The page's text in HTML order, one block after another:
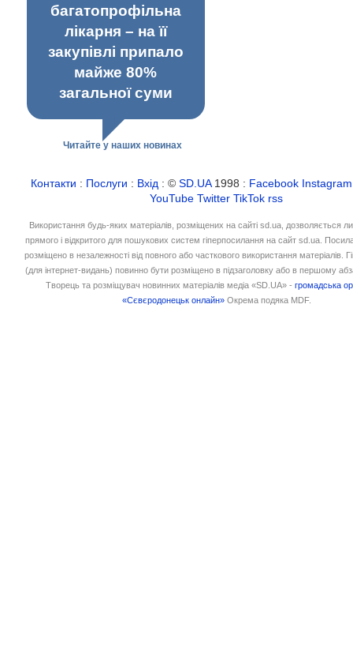
багатопрофільна
лікарня – на її
закупівлі припало
майже 80%
загальної суми
Читайте у наших новинах
Контакти : Послуги : Вхід : ©SD.UA1998 : Facebook Instagram
YouTube Twitter TikTok rss
Використання будь-яких матеріалів, розміщених на сайті sd.ua, дозволяється
прямого і відкритого для пошукових систем гіперпосилання на сайт sd.ua.
розміщено в незалежності від повного або часткового використання матеріалів.
(для інтернет-видань) повинно бути розміщено в підзаголовку або в першому
Творець та розміщувач новинних матеріалів медіа «SD.UA» -громадська
«Сєвєродонецьк онлайн» Окрема подяка MDF.